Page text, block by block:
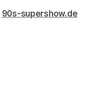
90s-supershow.de